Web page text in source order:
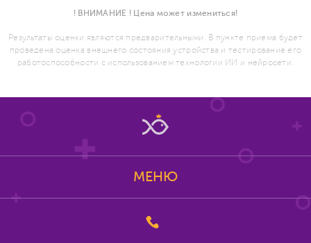
! ВНИМАНИЕ ! Цена может измениться!
Результаты оценки являются предварительными. В пункте приема будет
проведена оценка внешнего состояния устройства и тестирование его
работоспособности с использованием технологии ИИ и нейросети.
МЕНЮ